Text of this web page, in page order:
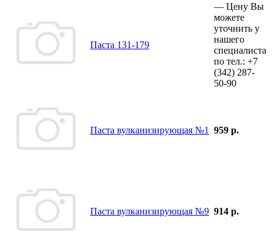
Паста 131-179
— Цену Вы
можете
уточнить у
нашего
специалиста
по тел.: +7
(342) 287-
50-90
Паста вулканизирующая №1 959 р.
Паста вулканизирующая №9 914 р.